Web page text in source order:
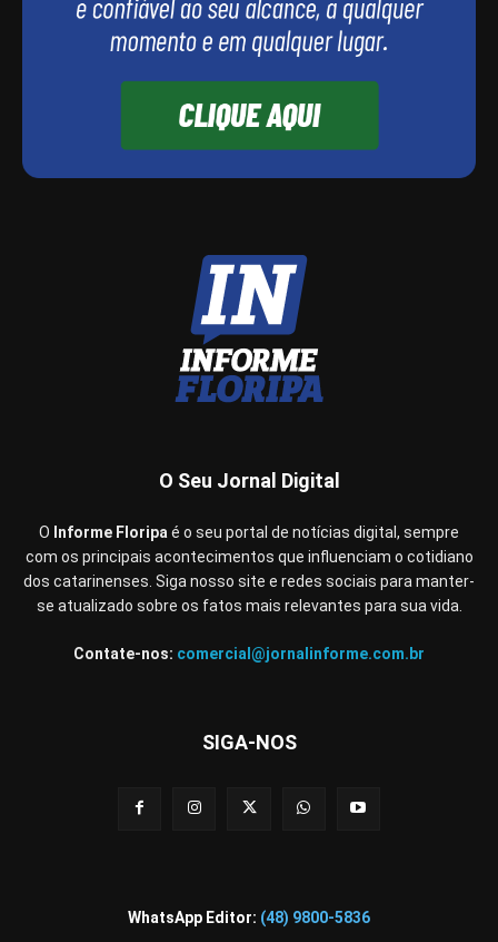
O Seu Jornal Digital
O Informe Floripaé o seu portal de notícias digital, sempre
com os principais acontecimentos que influenciam o cotidiano
dos catarinenses. Siga nosso site e redes sociais para manter-
se atualizado sobre os fatos mais relevantes para sua vida.
Contate-nos: comercial@jornalinforme.com.br
SIGA-NOS
WhatsApp Editor: (48) 9800-5836